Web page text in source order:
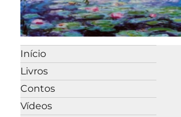
Início
Livros
Contos
Vídeos